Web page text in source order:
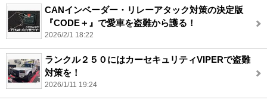
CANインベーダー・リレーアタック対策の決定版
『CODE＋』で愛車を盗難から護る！
2026/2/1 18:22
ランクル２５０にはカーセキュリティVIPERで盗難
対策を！
2026/1/11 19:24